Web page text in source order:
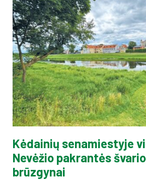
Kėdainių senamiestyje
Nevėžio pakrantės
brūzgynai